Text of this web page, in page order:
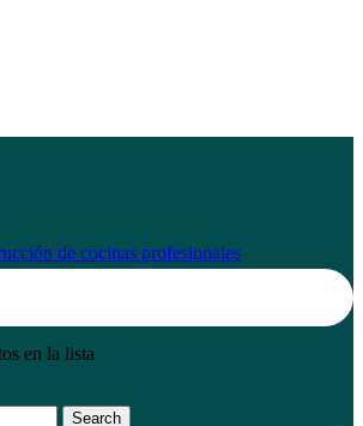
de cocinas profesionales
en la lista
Search